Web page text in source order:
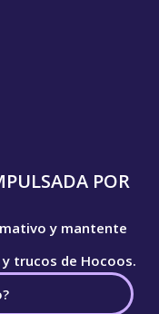
POR
y mantente
trucos de Hocoos.